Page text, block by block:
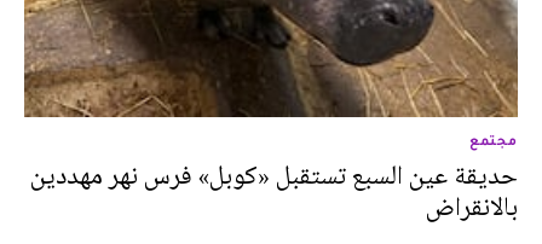
مجتمع
حديقة عين السبع تستقبل «كوبل» فرس نهر مهددين
بالانقراض